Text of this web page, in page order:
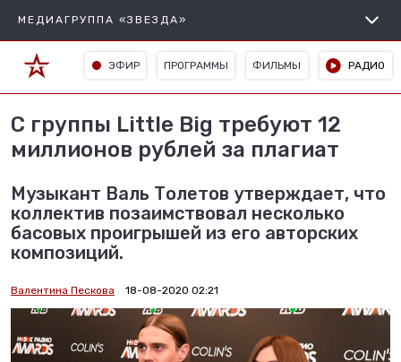
МЕДИАГРУППА «ЗВЕЗДА»
ЭФИР ПРОГРАММЫ ФИЛЬМЫ РАДИО
С группы Little Big требуют 12
миллионов рублей за плагиат
Музыкант Валь Толетов утверждает, что
коллектив позаимствовал несколько
басовых проигрышей из его авторских
композиций.
Валентина Пескова 18-08-2020 02:21